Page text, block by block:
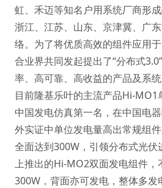
虹、禾迈等知名户用系统厂商形
浙江、江苏、山东、京津冀、广
络。为了将优质高效的组件应用
合业界共同发起提出了“分布式
率、高可靠、高收益的产品及系统
目前隆基乐叶的主流产品Hi-MO1
中国发电仿真第一名，在中国电
外实证中单位发电量高出常规组
全面达到300W，引领分布式光伏
上推出的Hi-MO2双面发电组件，
300W，背面亦可发电，整体多发